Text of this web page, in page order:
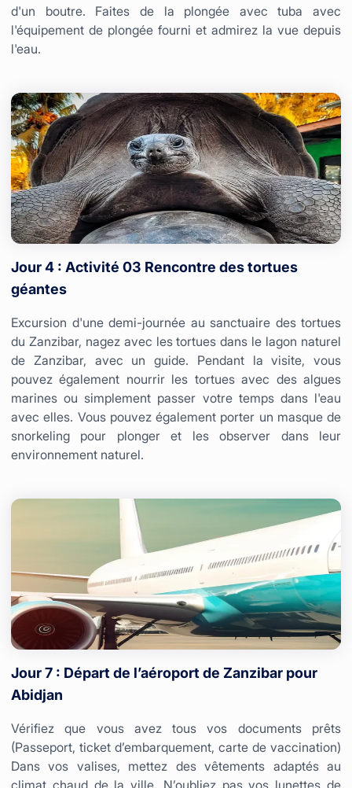
d'un boutre. Faites de la plongée avec tuba avec
l'équipement de plongée fourni et admirez la vue depuis
l'eau.
Jour 4 : Activité 03 Rencontre des tortues
géantes
Excursion d'une demi-journée au sanctuaire des tortues
du Zanzibar, nagez avec les tortues dans le lagon naturel
de Zanzibar, avec un guide. Pendant la visite, vous
pouvez également nourrir les tortues avec des algues
marines ou simplement passer votre temps dans l'eau
avec elles. Vous pouvez également porter un masque de
snorkeling pour plonger et les observer dans leur
environnement naturel.
Jour 7 : Départ de l’aéroport de Zanzibar pour
Abidjan
Vérifiez que vous avez tous vos documents prêts
(Passeport, ticket d’embarquement, carte de vaccination)
Dans vos valises, mettez des vêtements adaptés au
climat chaud de la ville. N’oubliez pas vos lunettes de